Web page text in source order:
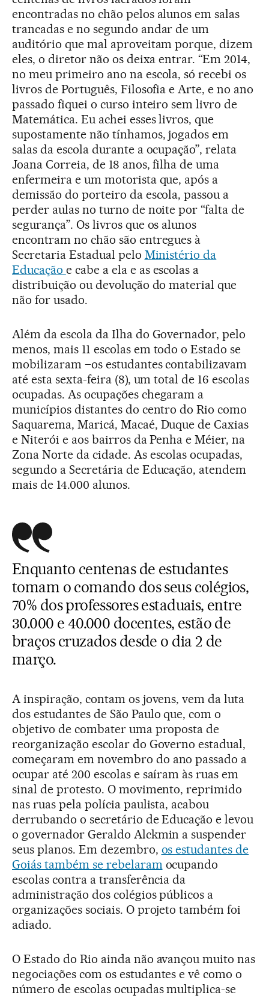
encontradas no chão pelos alunos em salas
trancadas e no segundo andar de um
auditório que mal aproveitam porque, dizem
eles, o diretor não os deixa entrar. “Em 2014,
no meu primeiro ano na escola, só recebi os
livros de Português, Filosofia e Arte, e no ano
passado fiquei o curso inteiro sem livro de
Matemática. Eu achei esses livros, que
supostamente não tínhamos, jogados em
salas da escola durante a ocupação”, relata
Joana Correia, de 18 anos, filha de uma
enfermeira e um motorista que, após a
demissão do porteiro da escola, passou a
perder aulas no turno de noite por “falta de
segurança”. Os livros que os alunos
encontram no chão são entregues à
Secretaria Estadual pelo Ministério da
Educação e cabe a ela e as escolas a
distribuição ou devolução do material que
não for usado.
Além da escola da Ilha do Governador, pelo
menos, mais 11 escolas em todo o Estado se
mobilizaram –os estudantes contabilizavam
até esta sexta-feira (8), um total de 16 escolas
ocupadas. As ocupações chegaram a
municípios distantes do centro do Rio como
Saquarema, Maricá, Macaé, Duque de Caxias
e Niterói e aos bairros da Penha e Méier, na
Zona Norte da cidade. As escolas ocupadas,
segundo a Secretária de Educação, atendem
mais de 14.000 alunos.
Enquanto centenas de estudantes
tomam o comando dos seus colégios,
70% dos professores estaduais, entre
30.000 e 40.000 docentes, estão de
braços cruzados desde o dia 2 de
março.
A inspiração, contam os jovens, vem da luta
dos estudantes de São Paulo que, com o
objetivo de combater uma proposta de
reorganização escolar do Governo estadual,
começaram em novembro do ano passado a
ocupar até 200 escolas e saíram às ruas em
sinal de protesto. O movimento, reprimido
nas ruas pela polícia paulista, acabou
derrubando o secretário de Educação e levou
o governador Geraldo Alckmin a suspender
seus planos. Em dezembro, os estudantes de
Goiás também se rebelaramocupando
escolas contra a transferência da
administração dos colégios públicos a
organizações sociais. O projeto também foi
adiado.
O Estado do Rio ainda não avançou muito nas
negociações com os estudantes e vê como o
número de escolas ocupadas multiplica-se